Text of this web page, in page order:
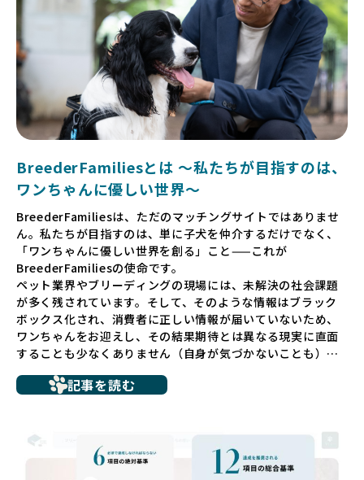
BreederFamiliesとは 〜私たちが目指すのは、
ワンちゃんに優しい世界〜
BreederFamiliesは、ただのマッチングサイトではありませ
ん。私たちが目指すのは、単に子犬を仲介するだけでなく、
「ワンちゃんに優しい世界を創る」こと——これが
BreederFamiliesの使命です。
ペット業界やブリーディングの現場には、未解決の社会課題
が多く残されています。そして、そのような情報はブラック
ボックス化され、消費者に正しい情報が届いていないため、
ワンちゃんをお迎えし、その結果期待とは異なる現実に直面
することも少なくありません（自身が気づかないことも）。
ち、健康面や社会性に問題を抱えていたり、またブリーダー
いるというケースもあります。こうした問題は、消費者にと
っても大きな負担であり、ワンちゃん自身にとっても非常に
記事を読む